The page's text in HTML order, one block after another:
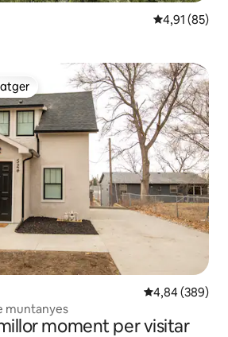
4,91 de
4,91 (85)
4,84 de
4,84 (389)
muntanyes
moment per visitar